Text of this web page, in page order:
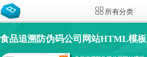
所有分类
食品追溯防伪码公司网站HTML模板